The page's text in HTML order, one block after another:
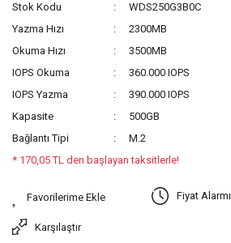
Stok Kodu
WDS250G3B0C
Yazma Hızı
2300MB
Okuma Hızı
3500MB
IOPS Okuma
360.000 IOPS
IOPS Yazma
390.000 IOPS
Kapasite
500GB
Bağlantı Tipi
M.2
* 170,05 TL den başlayan taksitlerle!
Fiyat Alarmı
Karşılaştır